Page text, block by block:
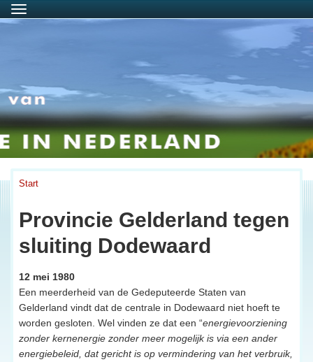
Menu
Start
Provincie Gelderland tegen
sluiting Dodewaard
12 mei 1980
Een meerderheid van de Gedeputeerde Staten van
Gelderland vindt dat de centrale in Dodewaard niet hoeft te
worden gesloten. Wel vinden ze dat een “energievoorziening
zonder kernenergie zonder meer mogelijk is via een ander
energiebeleid, dat gericht is op vermindering van het verbruik,